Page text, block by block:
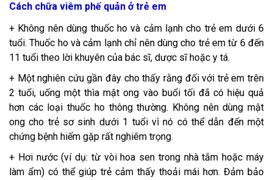
Cách chữa viêm phế quản ở trẻ em
+ Không nên dùng thuốc ho và cảm lạnh cho trẻ em dưới 6
tuổi. Thuốc ho và cảm lạnh chỉ nên dùng cho trẻ em từ 6 đến
11 tuổi theo lời khuyên của bác sĩ, dược sĩ hoặc y tá.
+ Một nghiên cứu gần đây cho thấy rằng đối với trẻ em trên
2 tuổi, uống một thìa mật ong vào buổi tối đã có hiệu quả
hơn các loại thuốc ho thông thường. Không nên dùng mật
ong cho trẻ sơ sinh dưới 1 tuổi vì nó có thể dẫn đến một
chứng bệnh hiếm gặp rất nghiêm trọng.
+ Hơi nước (ví dụ: từ vòi hoa sen trong nhà tắm hoặc máy
làm ẩm) có thể giúp trẻ cảm thấy thoải mái hơn. Đảm bảo